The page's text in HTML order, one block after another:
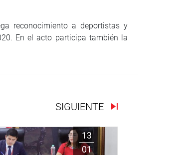
reconocimiento a deportistas y
En el acto participa también la
SIGUIENTE
13
01